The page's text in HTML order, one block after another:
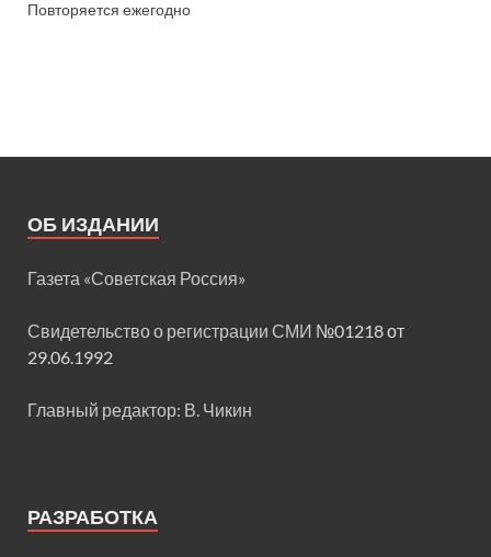
Повторяется ежегодно
ОБ ИЗДАНИИ
Газета «Советская Россия»
Свидетельство о регистрации СМИ №01218 от
29.06.1992
Главный редактор: В. Чикин
РАЗРАБОТКА